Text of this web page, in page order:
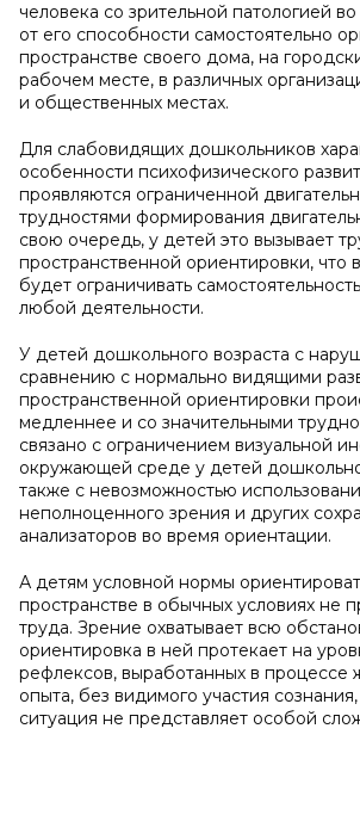
человека со зрительной патологией
от его способности самостоятельно
пространстве своего дома, на
рабочем месте, в различных
и общественных местах.
Для слабовидящих дошкольников
особенности психофизического
проявляются ограниченной
трудностями формирования
свою очередь, у детей это вызывает
пространственной ориентировки, что
будет ограничивать
любой деятельности.
У детей дошкольного возраста с
сравнению с нормально видящими
пространственной ориентировки
медленнее и со значительными
связано с ограничением визуальной
окружающей среде у детей
также с невозможностью
неполноценного зрения и других
анализаторов во время ориентации.
А детям условной нормы
пространстве в обычных условиях не
труда. Зрение охватывает всю
ориентировка в ней протекает на
рефлексов, выработанных в процессе
опыта, без видимого участия
ситуация не представляет особой